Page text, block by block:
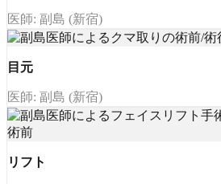
医師: 副島 (新宿)
目元
医師: 副島 (新宿)
リフト